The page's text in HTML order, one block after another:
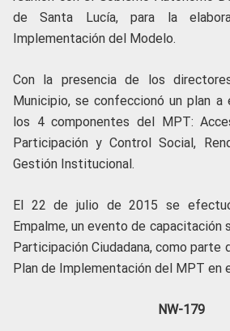
de Santa Lucía, para la
Implementación del Modelo.
Con la presencia de los
Municipio, se confeccionó un plan a
los 4 componentes del MPT:
Participación y Control Social,
Gestión Institucional.
El 22 de julio de 2015 se
Empalme, un evento de capacitación
Participación Ciudadana, como parte
Plan de Implementación del MPT en
NW-179